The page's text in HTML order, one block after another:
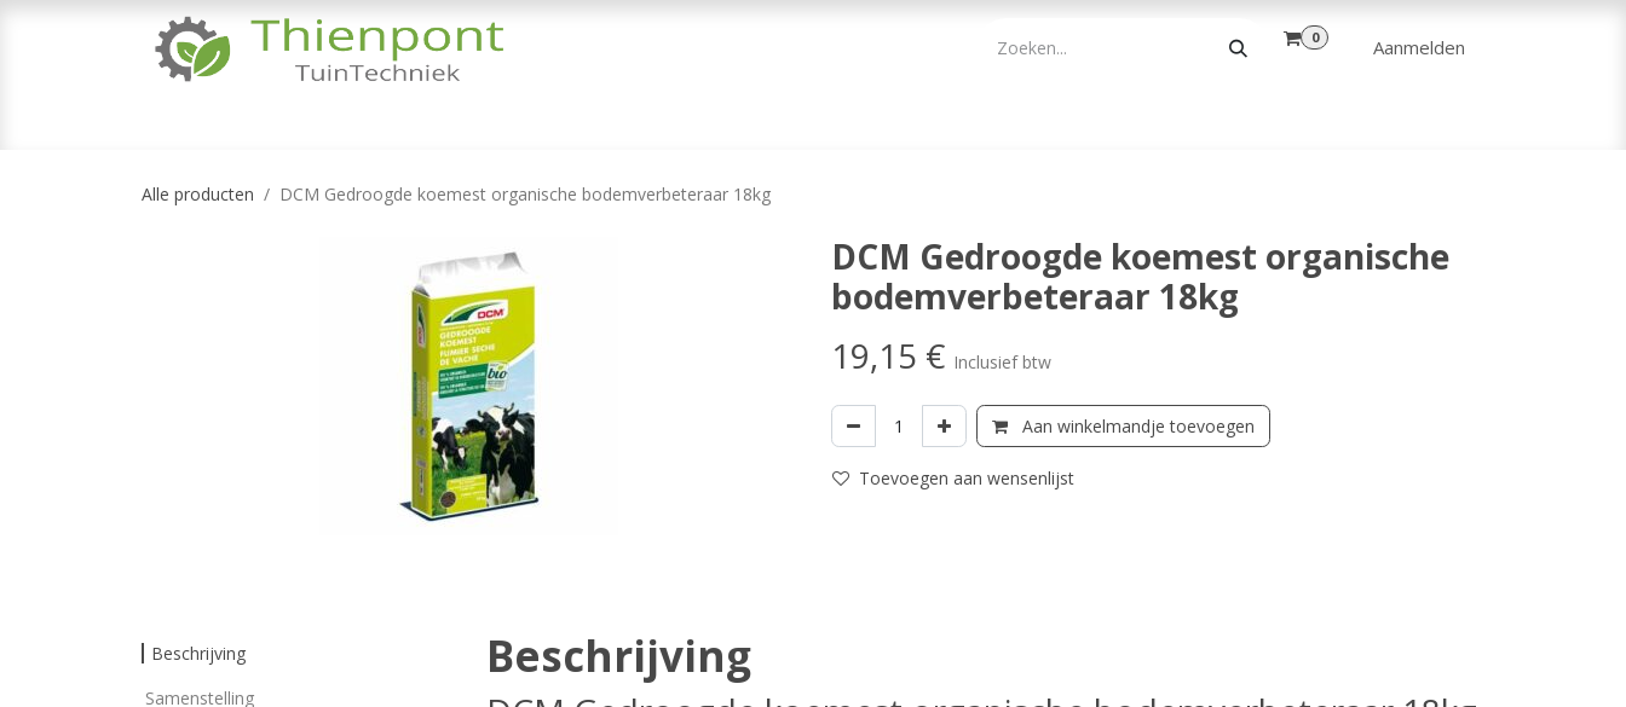
0 Aanmelden
Alle producten DCM Gedroogde koemest organische bodemverbeteraar 18kg
DCM Gedroogde koemest organische
bodemverbeteraar 18kg
19,15 € Inclusief btw
Aan winkelmandje toevoegen
Toevoegen aan wensenlijst
Beschrijving
Samenstelling
Beschrijving